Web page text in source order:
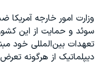
وزارت امور خارجه
سوئد و حمایت از این
تعهدات بین‌المللی خود
دیپلماتیک از هرگونه